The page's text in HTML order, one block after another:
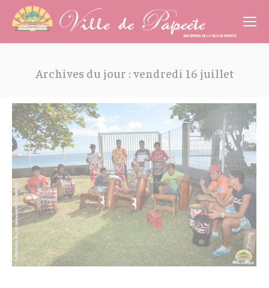
Archives du jour : vendredi 16 juillet
Cookies management panel